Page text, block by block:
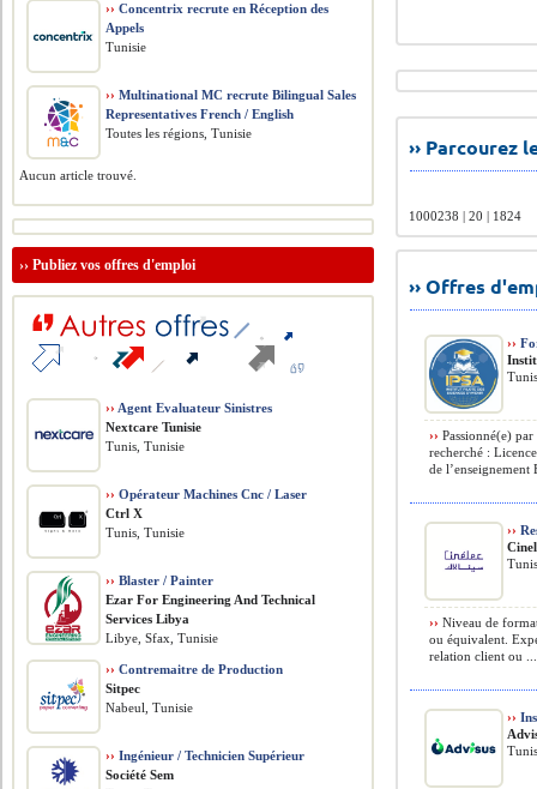
››
1000238 | 20 | 1824
›› Offres
››
›› Passionné(e)
recherché :
de
››
›› Niveau de
ou équivalent.
relation client ou ...
››
›› Concentrix recrute en Réception des
Appels
Tunisie
›› Multinational MC recrute Bilingual Sales
Representatives French / English
Toutes les régions, Tunisie
Aucun article trouvé.
››Publiez vos offres d'emploi
›› Agent Evaluateur Sinistres
Nextcare Tunisie
Tunis, Tunisie
›› Opérateur Machines Cnc / Laser
Ctrl X
Tunis, Tunisie
›› Blaster / Painter
Ezar For Engineering And Technical
Services Libya
Libye, Sfax, Tunisie
›› Contremaitre de Production
Sitpec
Nabeul, Tunisie
›› Ingénieur / Technicien Supérieur
Société Sem